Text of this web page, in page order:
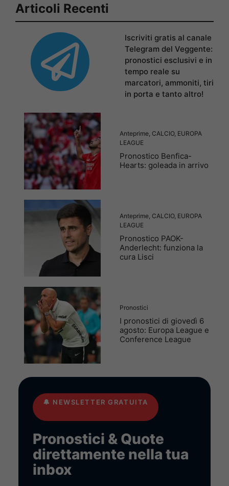
Articoli Recenti
Iscriviti gratis al canale
Telegram del Veggente:
pronostici esclusivi e in
tempo reale su
marcatori, ammoniti, tiri
in porta e tanto altro!
Anteprime, CALCIO, EUROPA
LEAGUE
Pronostico Benfica-
Hearts: goleada in arrivo
Anteprime, CALCIO, EUROPA
LEAGUE
Pronostico PAOK-
Anderlecht: funziona la
cura Lisci
Pronostici
I pronostici di giovedì 6
agosto: Europa League e
Conference League
🔔 NEWSLETTER GRATUITA
Pronostici & Quote
direttamente nella tua
inbox